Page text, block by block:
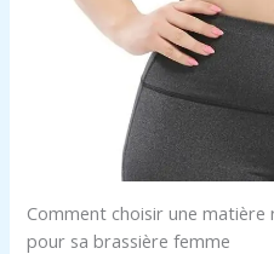
Comment choisir une
pour sa brassière femme